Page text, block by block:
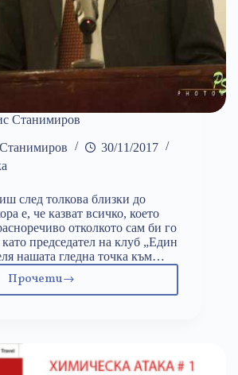
Станимиров
30/11/2017
след толкова близки до
е, че казват всичко, което
отколкото сам би го
председател на клуб „Един
нашата гледна точка към…
ПрочетиЛекцията